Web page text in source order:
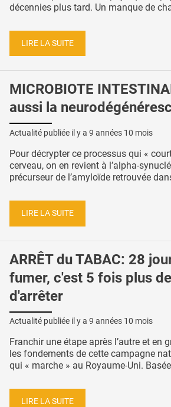
décennies plus tard. Un manque de
LIRE LA SUITE
MICROBIOTE
aussi la
Actualité publiée il y a 9 années 10 mois
Pour décrypter ce processus qui «
cerveau, on en revient à l’alpha-
précurseur de l’amyloïde retrouvée
LIRE LA SUITE
ARRÊT du TABAC: 28
fumer, c'est 5 fois plus
d'arrêter
Actualité publiée il y a 9 années 10 mois
Franchir une étape après l’autre et en
les fondements de cette campagne
qui « marche » au Royaume-Uni.
LIRE LA SUITE